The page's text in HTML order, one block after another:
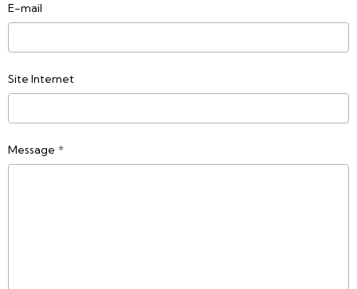
E-mail
Site Internet
Message